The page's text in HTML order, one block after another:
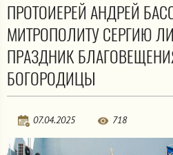
ПРОТОИЕРЕЙ АНДРЕЙ
МИТРОПОЛИТУ СЕРГИЮ
ПРАЗДНИК
БОГОРОДИЦЫ
07.04.2025 718